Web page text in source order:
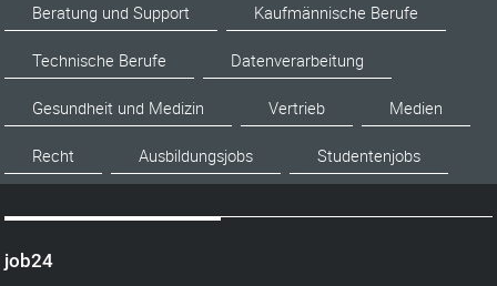
Beratung und Support Kaufmännische Berufe
Technische Berufe Datenverarbeitung
Gesundheit und Medizin Vertrieb Medien
Recht Ausbildungsjobs Studentenjobs
job24